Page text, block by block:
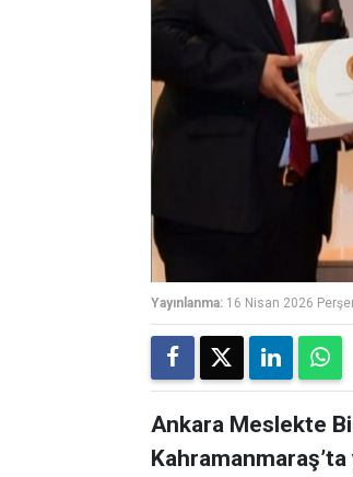
Yayınlanma: 16 Nisan 2026
Ankara Meslekte
Kahramanmaraş’ta